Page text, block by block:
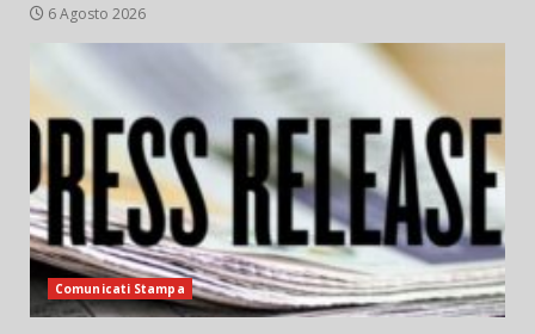
6 Agosto 2026
Comunicati Stampa